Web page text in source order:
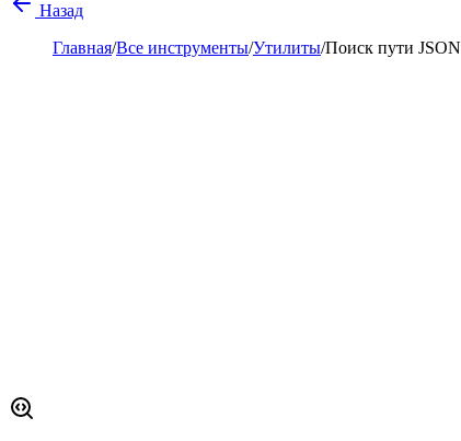
Назад
Главная/Все инструменты/Утилиты/Поиск пути JSON